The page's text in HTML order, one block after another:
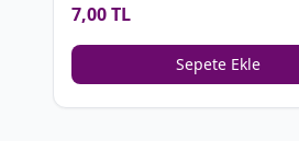
7,00 TL
Sepete Ekle